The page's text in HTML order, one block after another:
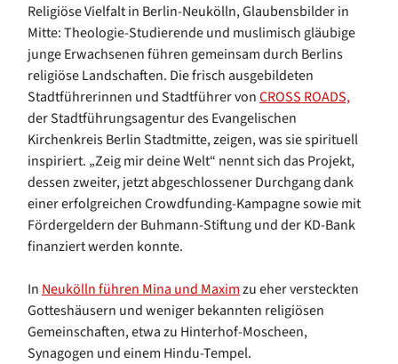
Religiöse Vielfalt in Berlin-Neukölln, Glaubensbilder in
Mitte: Theologie-Studierende und muslimisch gläubige
junge Erwachsenen führen gemeinsam durch Berlins
religiöse Landschaften. Die frisch ausgebildeten
Stadtführerinnen und Stadtführer vonCROSS ROADS,
der Stadtführungsagentur des Evangelischen
Kirchenkreis Berlin Stadtmitte, zeigen, was sie spirituell
inspiriert. „Zeig mir deine Welt“ nennt sich das Projekt,
dessen zweiter, jetzt abgeschlossener Durchgang dank
einer erfolgreichen Crowdfunding-Kampagne sowie mit
Fördergeldern der Buhmann-Stiftung und der KD-Bank
finanziert werden konnte.
In Neukölln führen Mina und Maximzu eher versteckten
Gotteshäusern und weniger bekannten religiösen
Gemeinschaften, etwa zu Hinterhof-Moscheen,
Synagogen und einem Hindu-Tempel.